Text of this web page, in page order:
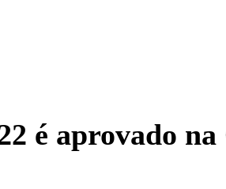
é aprovado